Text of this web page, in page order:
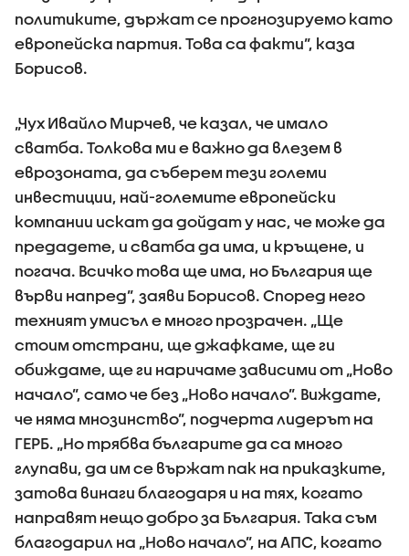
политиките, държат се прогнозируемо като
европейска партия. Това са факти”, каза
Борисов.
„Чух Ивайло Мирчев, че казал, че имало
сватба. Толкова ми е важно да влезем в
еврозоната, да съберем тези големи
инвестиции, най-големите европейски
компании искат да дойдат у нас, че може да
предадете, и сватба да има, и кръщене, и
погача. Всичко това ще има, но България ще
върви напред”, заяви Борисов. Според него
техният умисъл е много прозрачен. „Ще
стоим отстрани, ще джафкаме, ще ги
обиждаме, ще ги наричаме зависими от „Ново
начало”, само че без „Ново начало”. Виждате,
че няма мнозинство”, подчерта лидерът на
ГЕРБ. „Но трябва българите да са много
глупави, да им се вържат пак на приказките,
затова винаги благодаря и на тях, когато
направят нещо добро за България. Така съм
благодарил на „Ново начало”, на АПС, когато